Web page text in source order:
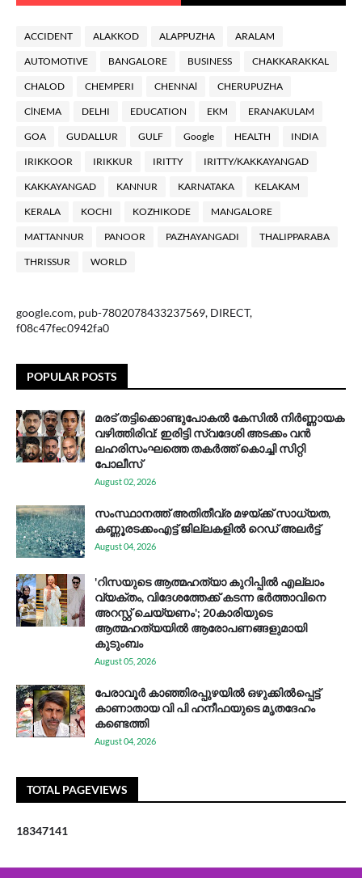
ACCIDENT ALAKKOD ALAPPUZHA ARALAM
AUTOMOTIVE BANGALORE BUSINESS CHAKKARAKKAL
CHALOD CHEMPERI CHENNAl CHERUPUZHA
ClNEMA DELHI EDUCATION EKM ERANAKULAM
GOA GUDALLUR GULF Google HEALTH INDIA
IRIKKOOR IRIKKUR IRITTY IRITTY/KAKKAYANGAD
KAKKAYANGAD KANNUR KARNATAKA KELAKAM
KERALA KOCHI KOZHIKODE MANGALORE
MATTANNUR PANOOR PAZHAYANGADI THALIPPARABA
THRISSUR WORLD
google.com, pub-7802078433237569, DIRECT,
f08c47fec0942fa0
POPULAR POSTS
മരട് തട്ടിക്കൊണ്ടുപോകൽ കേസിൽ നിർണ്ണായക
വഴിത്തിരിവ്: ഇരിട്ടി സ്വദേശി അടക്കം വൻ
ലഹരിസംഘത്തെ തകർത്ത് കൊച്ചി സിറ്റി
പോലീസ്
August 02, 2026
സം​സ്ഥാ​ന​ത്ത് അ​തി​തീ​വ്ര മ​ഴ​യ്ക്ക് സാ​ധ്യ​ത,
കണ്ണൂരടക്കംഎ​ട്ട് ജി​ല്ല​ക​ളി​ൽ റെ​ഡ് അ​ലർ​ട്ട്
August 04, 2026
'റിസയുടെ ആത്മഹത്യാ കുറിപ്പിൽ എല്ലാം
വ്യക്തം, വിദേശത്തേക്ക് കടന്ന ഭർത്താവിനെ
അറസ്റ്റ് ചെയ്യണം'; 20കാരിയുടെ
ആത്മഹത്യയിൽ ആരോപണങ്ങളുമായി
കുടുംബം
August 05, 2026
പേരാവൂർ കാഞ്ഞിരപ്പുഴയിൽ ഒഴുക്കിൽപ്പെട്ട്
കാണാതായ വി പി ഹനീഫയുടെ മൃതദേഹം
കണ്ടെത്തി
August 04, 2026
TOTAL PAGEVIEWS
18347141